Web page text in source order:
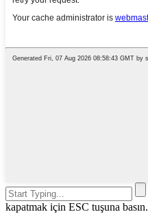
kapatmak için ESC tuşuna basın.